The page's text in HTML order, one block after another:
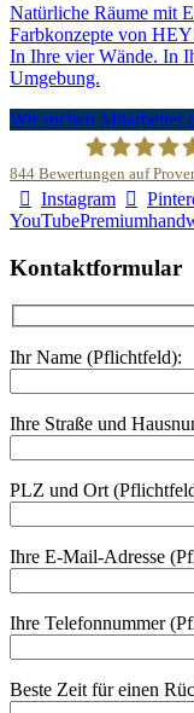
Natürliche Räume mit
Farbkonzepte von
In Ihre vier Wände. In
Umgebung.
Wir suchen Mitarbeiter
844 Bewertungen auf
Instagram
YouTube
Kontaktformular
Ihr Name (Pflichtfeld):
Ihre Straße und
PLZ und Ort
Ihre E-Mail-Adresse
Ihre Telefonnummer
Beste Zeit für einen